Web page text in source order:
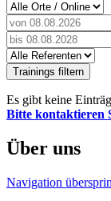
Trainings filtern
Es gibt keine
Bitte kontaktieren
Über uns
Navigation